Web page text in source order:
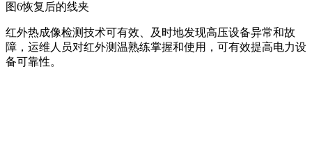
图6恢复后的线夹
红外热成像检测技术可有效、及时地发现高压设备异常和故
障，运维人员对红外测温熟练掌握和使用，可有效提高电力设
备可靠性。